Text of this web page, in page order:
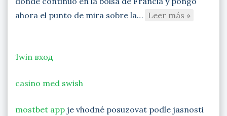
ahora el punto de mira sobre la… Leer más »
1win вход
casino med swish
mostbet app je vhodné posuzovat podle jasnosti